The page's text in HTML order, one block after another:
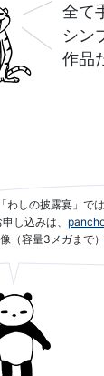
全て
シン
作品
わしの披露宴」で
し込みは、
（容量3メガまで